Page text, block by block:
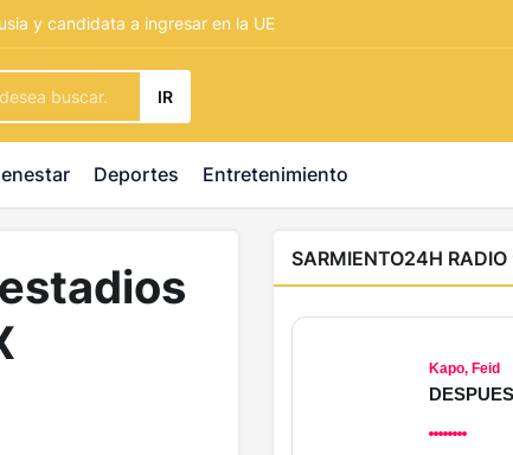
yeni giriş - tlcasino giriş - betandyou
y candidata a ingresar en la UE
IR
Deportes Entretenimiento
SARMIENTO24H
Kapo, Feid